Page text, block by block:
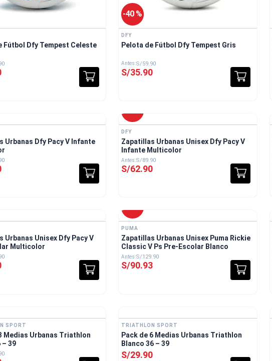
Fútbol Dfy Tempest Celeste
-40 %
DFY
Pelota de Fútbol Dfy Tempest Gris
S/59.90
S/35.90
Urbanas Dfy Pacy V Infante
DFY
Zapatillas Urbanas Unisex Dfy Pacy V
Infante Multicolor
S/89.90
S/62.90
Urbanas Unisex Dfy Pacy V
Multicolor
PUMA
Zapatillas Urbanas Unisex Puma Rickie
Classic V Ps Pre-Escolar Blanco
S/129.90
S/90.93
SPORT
Medias Urbanas Triathlon
– 39
TRIATHLON SPORT
Pack de 6 Medias Urbanas Triathlon
Blanco 36 – 39
S/29.90